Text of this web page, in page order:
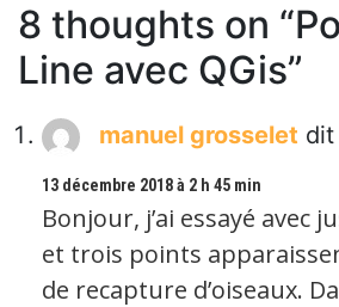
8 thoughts on “
Line avec QGis”
manuel grosselet dit
13 décembre 2018 à 2 h 45 min
Bonjour, j’ai essayé avec
et trois points
de recapture d’oiseaux.